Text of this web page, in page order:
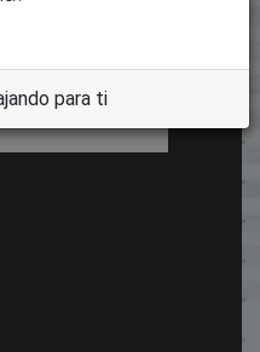
para ti